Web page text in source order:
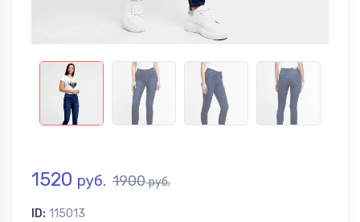
1520 руб. 1900руб.
ID: 115013